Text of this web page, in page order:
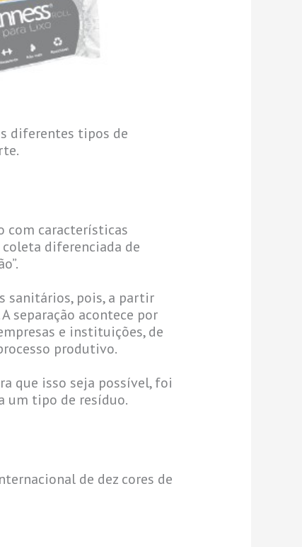
diferentes tipos de
com características
coleta diferenciada de
sanitários, pois, a partir
separação acontece por
e instituições, de
produtivo.
que isso seja possível, foi
um tipo de resíduo.
de dez cores de